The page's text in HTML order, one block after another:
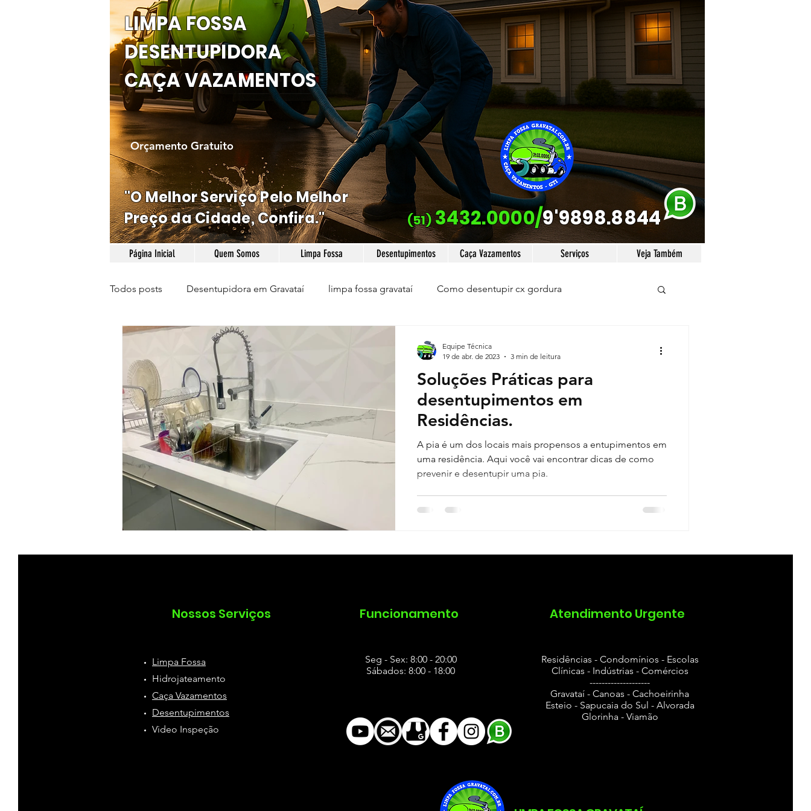
LIMPA FOSSA
DESENTUPIDORA
CAÇA VAZAMENTOS
Orçamento Gratuito
"O Melhor Serviço Pelo Melhor
Preço da Cidade, Confira."
Página Inicial Quem Somos Limpa Fossa Desentupimentos Caça Vazamentos Serviços Veja Também
Todos posts Desentupidora em Gravataí limpa fossa gravataí Como desentupir cx gordura
desentupir pia gravatai
desentupimentos em caminhão limpa fossa desentupidora de esgotos desentupir em condominio
caçavazamentosemGravatai vazamentos em gravatai
conta d'água alta segunda via Corsan Corsan Cachoeirinha cano vazando
desentupiremcachoeirinha caça vazamentos Gravataí
Soluções Práticas para
desentupimentos em
Residências.
A pia é um dos locais mais propensos a entupimentos em
uma residência. Aqui você vai encontrar dicas de como
prevenir e desentupir uma pia.
Equipe Técnica
19 de abr. de 2023
3 min de leitura
(51)3432.0000/9'9898.8844
Nossos Serviços
Limpa Fossa
Hidrojateamento
Caça Vazamentos
Desentupimentos
Video Inspeção
Funcionamento Atendimento Urgente
Seg - Sex: 8:00 - 20:00
Sábados: 8:00 - 18:00
Residências - Condomínios - Escolas
Clínicas - Indústrias - Comércios
--------------------
Gravataí - Canoas - Cachoeirinha
Esteio - Sapucaia do Sul - Alvorada
Glorinha - Viamão